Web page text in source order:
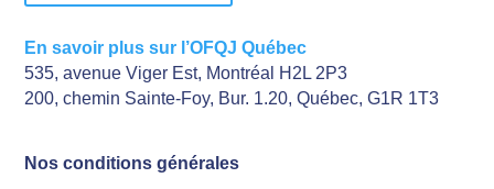
En savoir plus sur l’OFQJ Québec
535, avenue Viger Est, Montréal H2L 2P3
200, chemin Sainte-Foy, Bur. 1.20, Québec, G1R 1T3
Nos conditions générales